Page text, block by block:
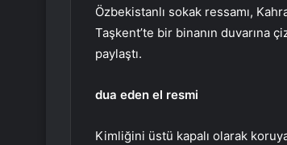
Özbekistanlı sokak ressamı,
Taşkent’te bir binanın duvarına
paylaştı.
dua eden el resmi
Kimliğini üstü kapalı olarak